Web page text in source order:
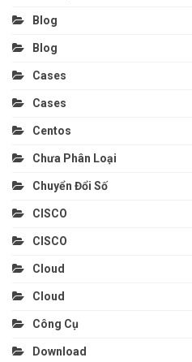
Blog
Blog
Cases
Cases
Centos
Chưa Phân Loại
Chuyển Đổi Số
CISCO
CISCO
Cloud
Cloud
Công Cụ
Download